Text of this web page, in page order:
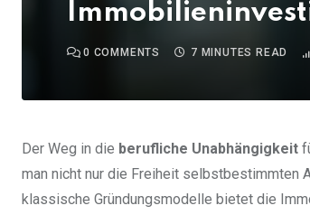
0 COMMENTS 7 MINUTES READ
Der Weg in die berufliche Unabhängigkeit
man nicht nur die Freiheit selbstbestimmten
klassische Gründungsmodelle bietet die